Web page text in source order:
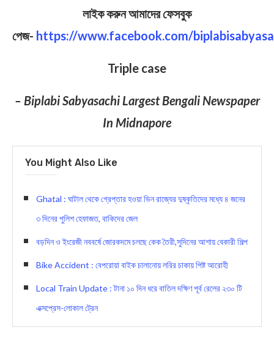
লাইক করুন আমাদের ফেসবুক
পেজ- https://www.facebook.com/
Triple case
– Biplabi Sabyasachi Largest Bengali Newspaper
In Midnapore
You Might Also Like
Ghatal : ঘাটাল থেকে গ্রেপ্তার হওয়া ভিন রাজ্যের দুষ্কৃতিদের মধ্যে ৪ জনের
৩ দিনের পুলিশ হেফাজত, বাকিদের জেল
বড়দিন ও ইংরেজী নববর্ষে জোরকদমে চলছে কেক তৈরী,সুদিনের আশায় বেকারী শিল্প
Bike Accident : বেপরোয়া বাইক চালানোয় লরির চাকায় পিষ্ট আরোহী
Local Train Update : টানা ১০ দিন ধরে বাতিল দক্ষিণ পূর্ব রেলের ২৩০ টি
এক্সপ্রেস-লোকাল ট্রেন